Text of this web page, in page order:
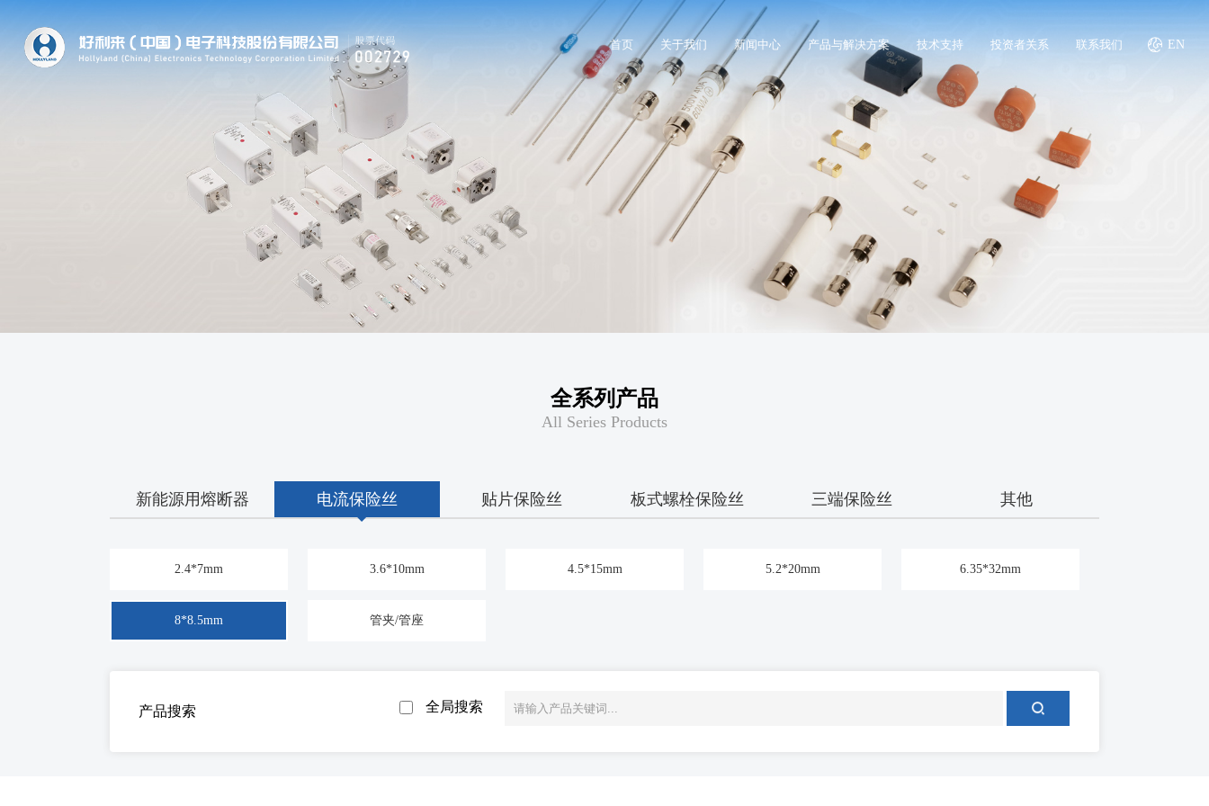
EN
首页 关于我们 新闻中心 产品与解决方案 技术支持 投资者关系 联系我们
全系列产品
All Series Products
新能源用熔断器 电流保险丝 贴片保险丝 板式螺栓保险丝 三端保险丝 其他
2.4*7mm 3.6*10mm 4.5*15mm 5.2*20mm 6.35*32mm
8*8.5mm 管夹/管座
产品搜索 全局搜索